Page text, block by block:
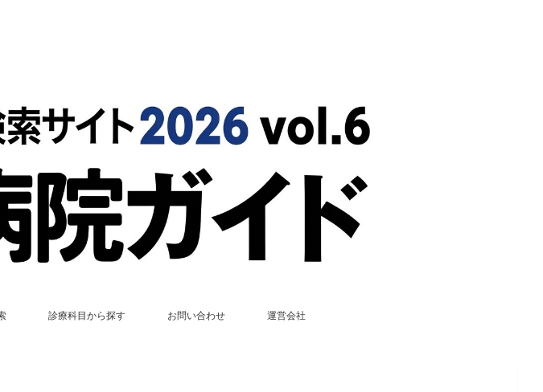
診療科目から探す お問い合わせ 運営会社